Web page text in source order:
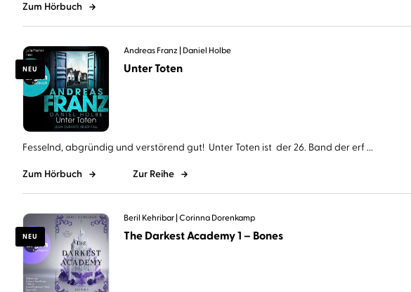
Zum Hörbuch
NEU
Andreas Franz Daniel Holbe
Unter Toten
Fesselnd, abgründig und verstörend gut! Unter Toten ist der 26. Band der erf ...
Zum Hörbuch Zur Reihe
NEU
Beril Kehribar Corinna Dorenkamp
The Darkest Academy 1 – Bones